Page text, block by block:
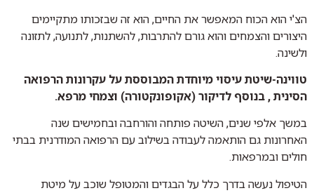
הצ'י הוא הכוח המאפשר את החיים, הוא זה שבזכותו מתקיימים
היצורים והצמחים והוא גורם להתרבות, להשתנות, לתנועה, לתזונה
ולשינה.
טווינה-שיטת עיסוי מיוחדת המבוססת על עקרונות הרפואה
הסינית , בנוסף לדיקור (אקופונקטורה) וצמחי מרפא.
במשך אלפי שנים, השיטה פותחה והורחבה ובחמישים שנה
האחרונות גם הותאמה לעבודה בשילוב עם הרפואה המודרנית בבתי
חולים ובמרפאות.
הטיפול נעשה בדרך כלל על הבגדים והמטופל שוכב על מיטת